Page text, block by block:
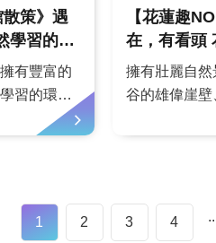
散策》遇
有豐富的
習的環境
。如何把
僅讓孩子
預留、瑞
的重要所
【花蓮趣
擁有壯麗自
谷的雄偉崖
到遍布東海
凝聚了花蓮
遊花蓮，從
成旅人們持
1 2 3 4